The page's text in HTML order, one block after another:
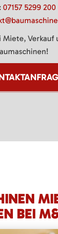
07157 5299 200
Miete, Verkauf
BEI